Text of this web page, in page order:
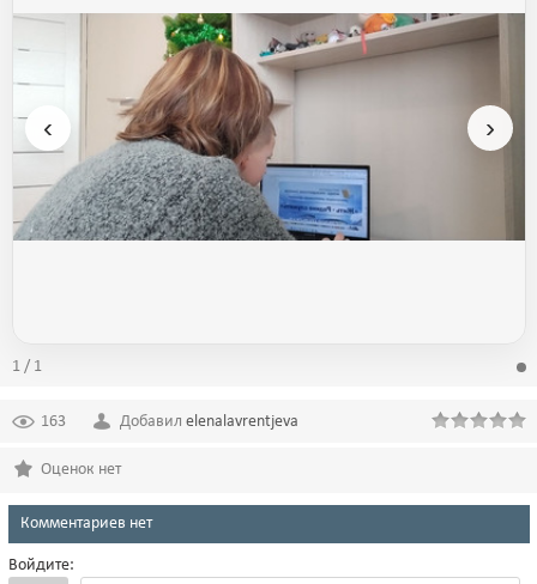
‹ ›
1 / 1
163 Добавил elenalavrentjeva
Оценок нет
Комментариев нет
Войдите: